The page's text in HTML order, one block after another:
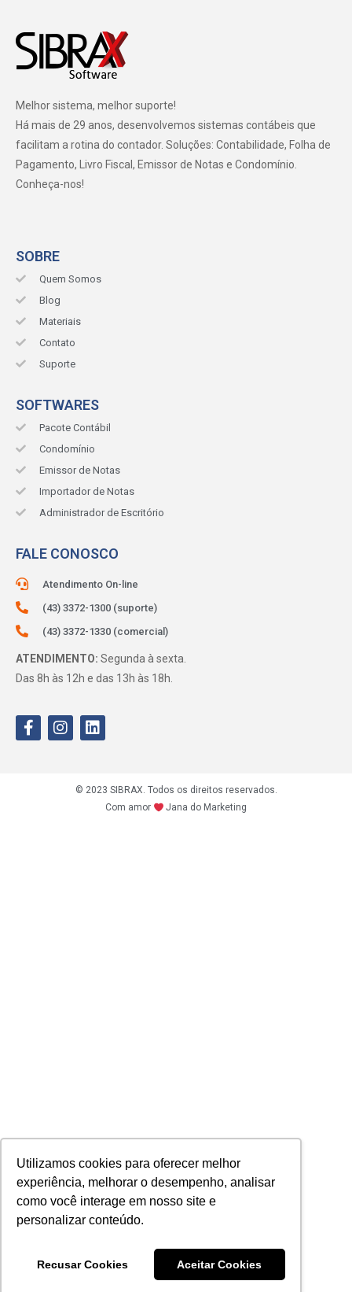
Utilizamos cookies para oferecer melhor
experiência, melhorar o desempenho, analisar
como você interage em nosso site e
personalizar conteúdo.
Recusar Cookies Aceitar Cookies
Melhor sistema, melhor suporte!
Há mais de 29 anos, desenvolvemos sistemas contábeis que
facilitam a rotina do contador. Soluções: Contabilidade, Folha de
Pagamento, Livro Fiscal, Emissor de Notas e Condomínio.
Conheça-nos!
SOBRE
Quem Somos
Blog
Materiais
Contato
Suporte
SOFTWARES
Pacote Contábil
Condomínio
Emissor de Notas
Importador de Notas
Administrador de Escritório
FALE CONOSCO
Atendimento On-line
(43) 3372-1300 (suporte)
(43) 3372-1330 (comercial)
ATENDIMENTO: Segunda à sexta.
Das 8h às 12h e das 13h às 18h.
© 2023 SIBRAX. Todos os direitos reservados.
Com amor
Jana do Marketing